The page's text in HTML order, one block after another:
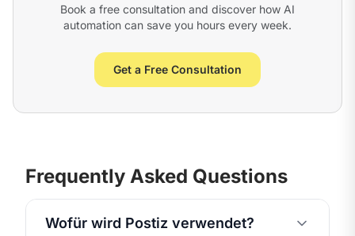
Book a free consultation and discover how AI
automation can save you hours every week.
Get a Free Consultation
Frequently Asked Questions
Wofür wird Postiz verwendet?